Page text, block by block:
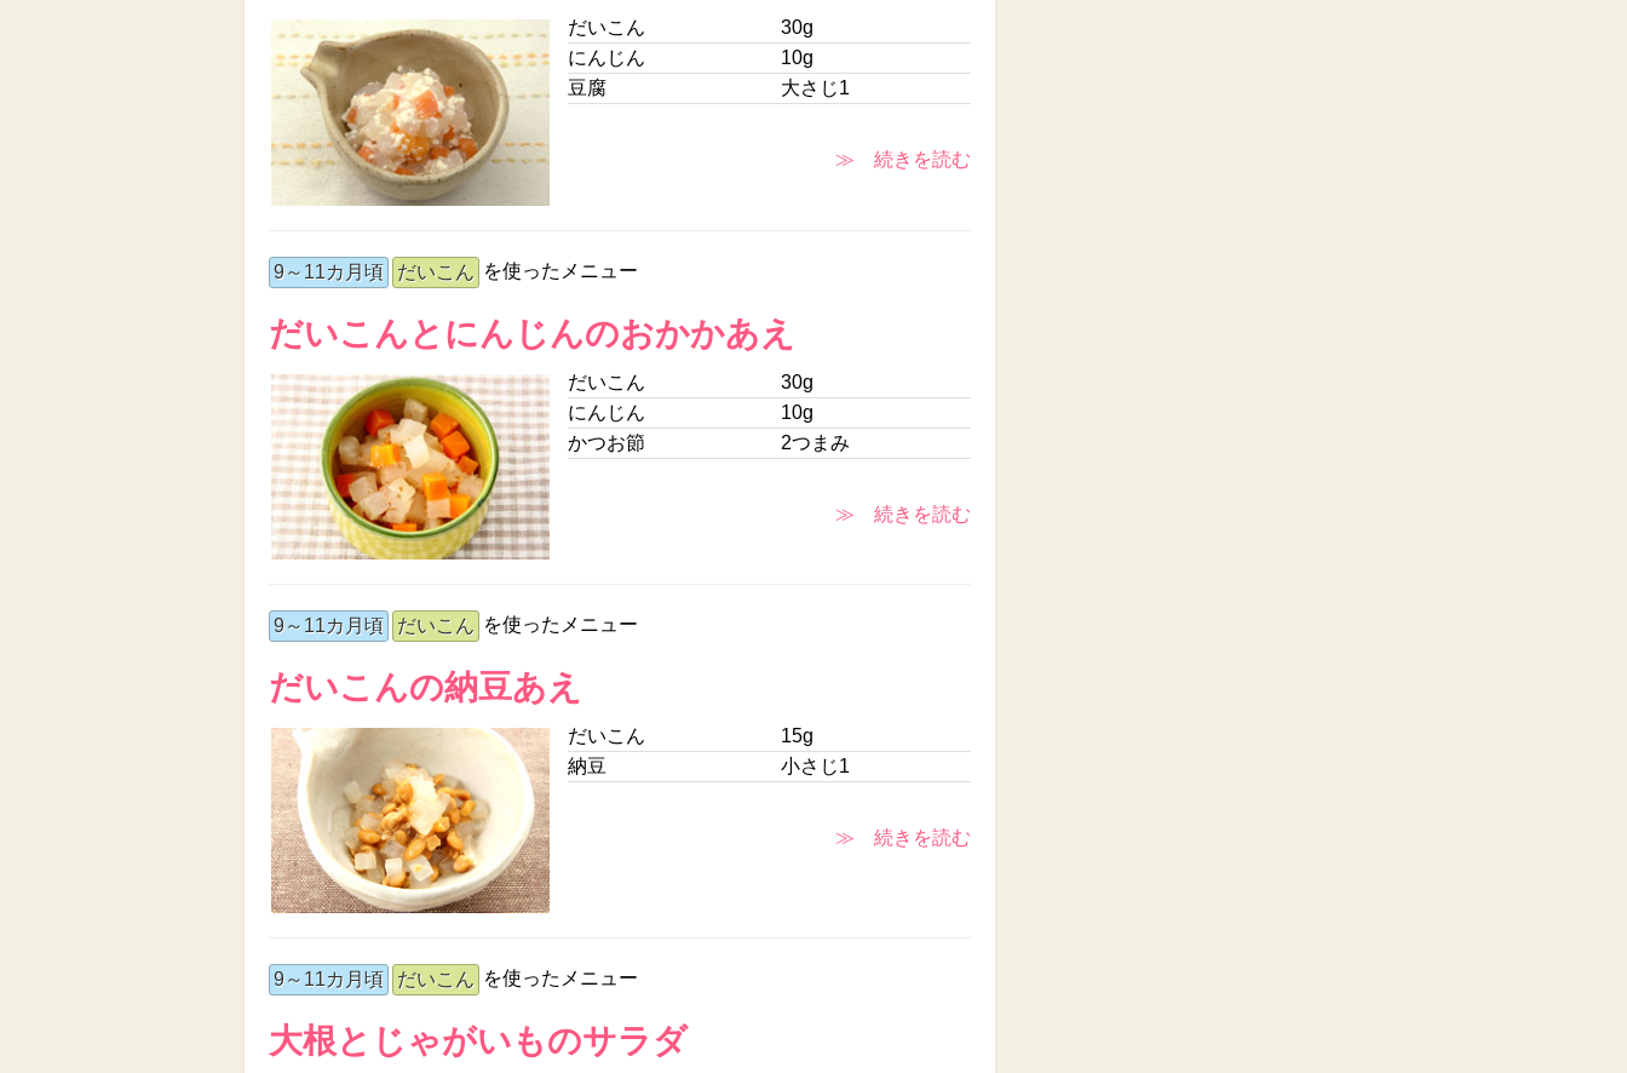
だいこん
30g
にんじん
10g
豆腐
大さじ1
≫ 続きを読む
9～11カ月頃 だいこん を使ったメニュー
だいこんとにんじんのおかかあえ
だいこん
30g
にんじん
10g
かつお節
2つまみ
≫ 続きを読む
9～11カ月頃 だいこん を使ったメニュー
だいこんの納豆あえ
だいこん
15g
納豆
小さじ1
≫ 続きを読む
9～11カ月頃 だいこん を使ったメニュー
大根とじゃがいものサラダ